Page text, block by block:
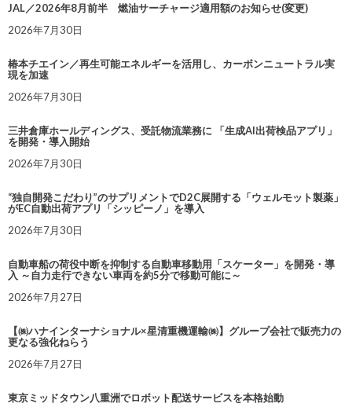
JAL／2026年8月前半 燃油サーチャージ適用額のお知らせ(変更)
2026年7月30日
椿本チエイン／再生可能エネルギーを活用し、カーボンニュートラル実
現を加速
2026年7月30日
三井倉庫ホールディングス、受託物流業務に 「生成AI出荷検品アプリ」
を開発・導入開始
2026年7月30日
“独自開発こだわり”のサプリメントでD2C展開する「ウェルモット製薬」
がEC自動出荷アプリ「シッピーノ」を導入
2026年7月30日
自動車船の荷役中断を抑制する自動車移動用「スケーター」を開発・導
入 ～自力走行できない車両を約5分で移動可能に～
2026年7月27日
【㈱ハナインターナショナル×星清重機運輸㈱】グループ会社で販売力の
更なる強化ねらう
2026年7月27日
東京ミッドタウン八重洲でロボット配送サービスを本格始動